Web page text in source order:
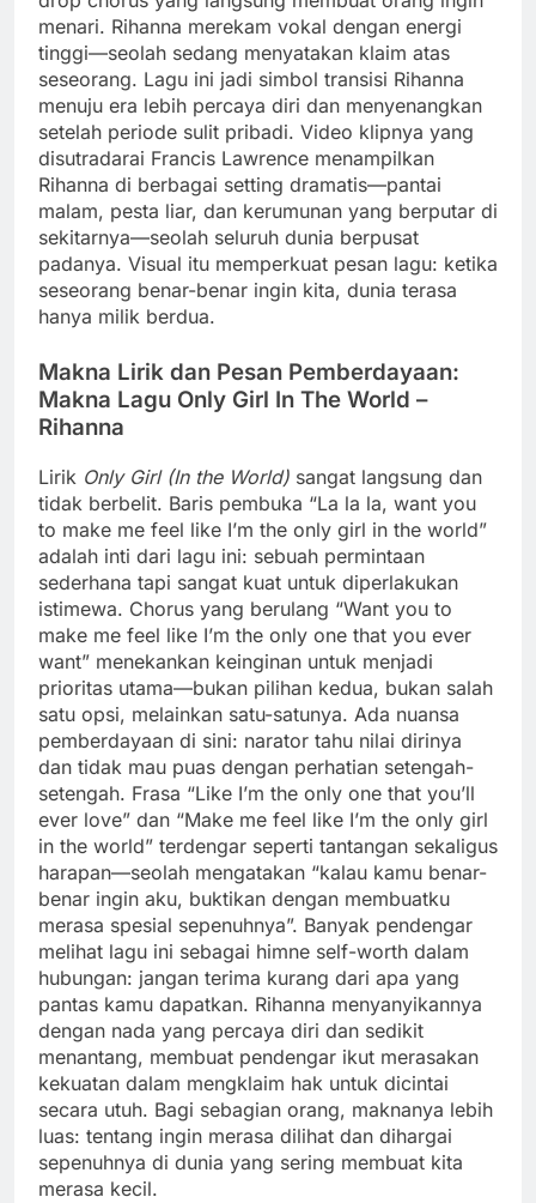
menari. Rihanna merekam vokal dengan energi
tinggi—seolah sedang menyatakan klaim atas
seseorang. Lagu ini jadi simbol transisi Rihanna
menuju era lebih percaya diri dan menyenangkan
setelah periode sulit pribadi. Video klipnya yang
disutradarai Francis Lawrence menampilkan
Rihanna di berbagai setting dramatis—pantai
malam, pesta liar, dan kerumunan yang berputar di
sekitarnya—seolah seluruh dunia berpusat
padanya. Visual itu memperkuat pesan lagu: ketika
seseorang benar-benar ingin kita, dunia terasa
hanya milik berdua.
Makna Lirik dan Pesan Pemberdayaan:
Makna Lagu Only Girl In The World –
Rihanna
Lirik Only Girl (In the World) sangat langsung dan
tidak berbelit. Baris pembuka “La la la, want you
to make me feel like I’m the only girl in the world”
adalah inti dari lagu ini: sebuah permintaan
sederhana tapi sangat kuat untuk diperlakukan
istimewa. Chorus yang berulang “Want you to
make me feel like I’m the only one that you ever
want” menekankan keinginan untuk menjadi
prioritas utama—bukan pilihan kedua, bukan salah
satu opsi, melainkan satu-satunya. Ada nuansa
pemberdayaan di sini: narator tahu nilai dirinya
dan tidak mau puas dengan perhatian setengah-
setengah. Frasa “Like I’m the only one that you’ll
ever love” dan “Make me feel like I’m the only girl
in the world” terdengar seperti tantangan sekaligus
harapan—seolah mengatakan “kalau kamu benar-
benar ingin aku, buktikan dengan membuatku
merasa spesial sepenuhnya”. Banyak pendengar
melihat lagu ini sebagai himne self-worth dalam
hubungan: jangan terima kurang dari apa yang
pantas kamu dapatkan. Rihanna menyanyikannya
dengan nada yang percaya diri dan sedikit
menantang, membuat pendengar ikut merasakan
kekuatan dalam mengklaim hak untuk dicintai
secara utuh. Bagi sebagian orang, maknanya lebih
luas: tentang ingin merasa dilihat dan dihargai
sepenuhnya di dunia yang sering membuat kita
merasa kecil.